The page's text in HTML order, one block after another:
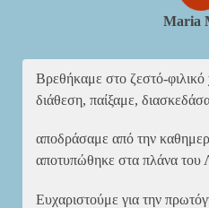
Maria
Βρεθήκαμε στο ζεστό-
διάθεση, παίξαμε,
αποδράσαμε από την
αποτυπώθηκε στα πλάνα του
Ευχαριστούμε για την